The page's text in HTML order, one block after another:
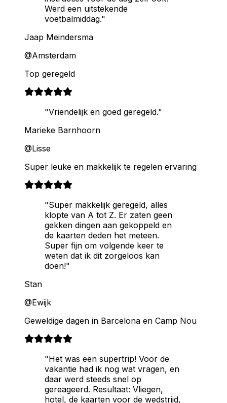
Werd een uitstekende
voetbalmiddag."
Jaap Meindersma
@Amsterdam
Top geregeld
"Vriendelijk en goed geregeld."
Marieke Barnhoorn
@Lisse
Super leuke en makkelijk te regelen ervaring
"Super makkelijk geregeld, alles
klopte van A tot Z. Er zaten geen
gekken dingen aan gekoppeld en
de kaarten deden het meteen.
Super fijn om volgende keer te
weten dat ik dit zorgeloos kan
doen!"
Stan
@Ewijk
Geweldige dagen in Barcelona en Camp Nou
"Het was een supertrip! Voor de
vakantie had ik nog wat vragen, en
daar werd steeds snel op
gereageerd. Resultaat: Vliegen,
hotel, de kaarten voor de wedstrijd,